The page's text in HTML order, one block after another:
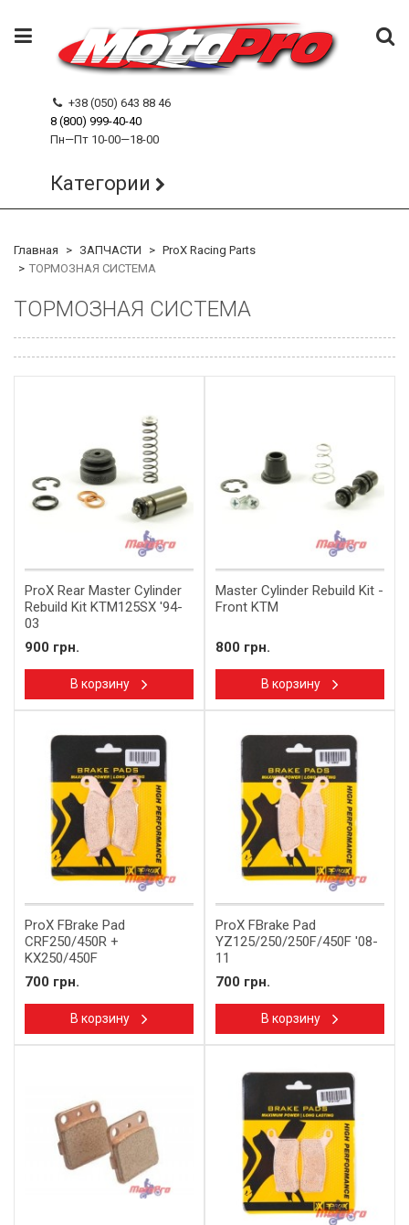
+38 (050) 643 88 46
8 (800) 999-40-40
Пн—Пт 10-00—18-00
Категории
Главная ЗАПЧАСТИ
ProX Racing Parts
ТОРМОЗНАЯ СИСТЕМА
ТОРМОЗНАЯ СИСТЕМА
ProX Rear Master Cylinder
Rebuild Kit KTM125SX '94-
03
900 грн.
В корзину
Master Cylinder Rebuild Kit -
Front KTM
800 грн.
В корзину
ProX FBrake Pad
CRF250/450R +
KX250/450F
700 грн.
В корзину
ProX FBrake Pad
YZ125/250/250F/450F '08-
11
700 грн.
В корзину